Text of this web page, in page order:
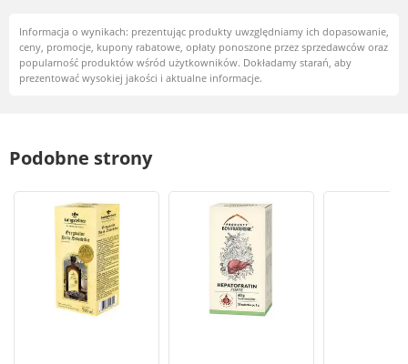
Informacja o wynikach: prezentując produkty uwzględniamy ich dopasowanie,
ceny, promocje, kupony rabatowe, opłaty ponoszone przez sprzedawców oraz
popularność produktów wśród użytkowników. Dokładamy starań, aby
prezentować wysokiej jakości i aktualne informacje.
Podobne strony